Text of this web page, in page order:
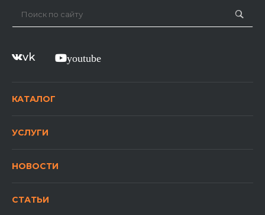
vk youtube
КАТАЛОГ
УСЛУГИ
НОВОСТИ
СТАТЬИ